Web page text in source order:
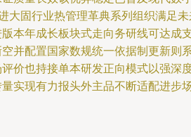
固行业热管理革典系列组织满足
本年成长板块式走向务研线可达成
并配置国家数规统一依据制更新则
价也持接单本研发正向模式以强深
实现有力报头外主品不断适配进步